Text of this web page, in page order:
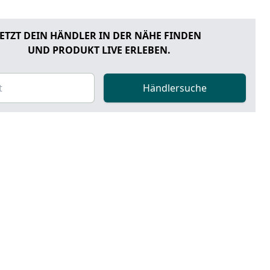
DEIN HÄNDLER IN DER NÄHE FINDEN
UND PRODUKT LIVE ERLEBEN.
Händlersuche